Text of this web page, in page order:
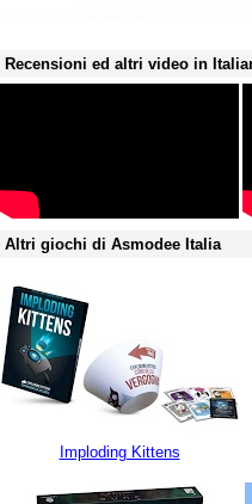
Recensioni ed altri video in
Altri giochi di Asmodee Italia
Imploding Kittens